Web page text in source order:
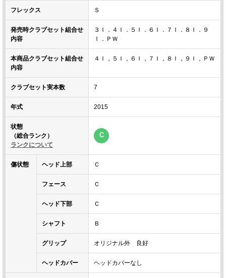
フレックス Ｓ
発売時クラブセット組合せ
内容
３Ｉ．４Ｉ．５Ｉ．６Ｉ．７Ｉ．８Ｉ．９
Ｉ．ＰＷ
本商品クラブセット組合せ
内容
４Ｉ，５Ｉ，６Ｉ，７Ｉ，８Ｉ，９Ｉ，ＰＷ
クラブセット実本数 7
年式 2015
状態
（総合ランク）
ランクについて
C
傷状態 ヘッド上部 Ｃ
フェース Ｃ
ヘッド下部 Ｃ
シャフト Ｂ
グリップ オリジナル外 良好
ヘッドカバー ヘッドカバーなし